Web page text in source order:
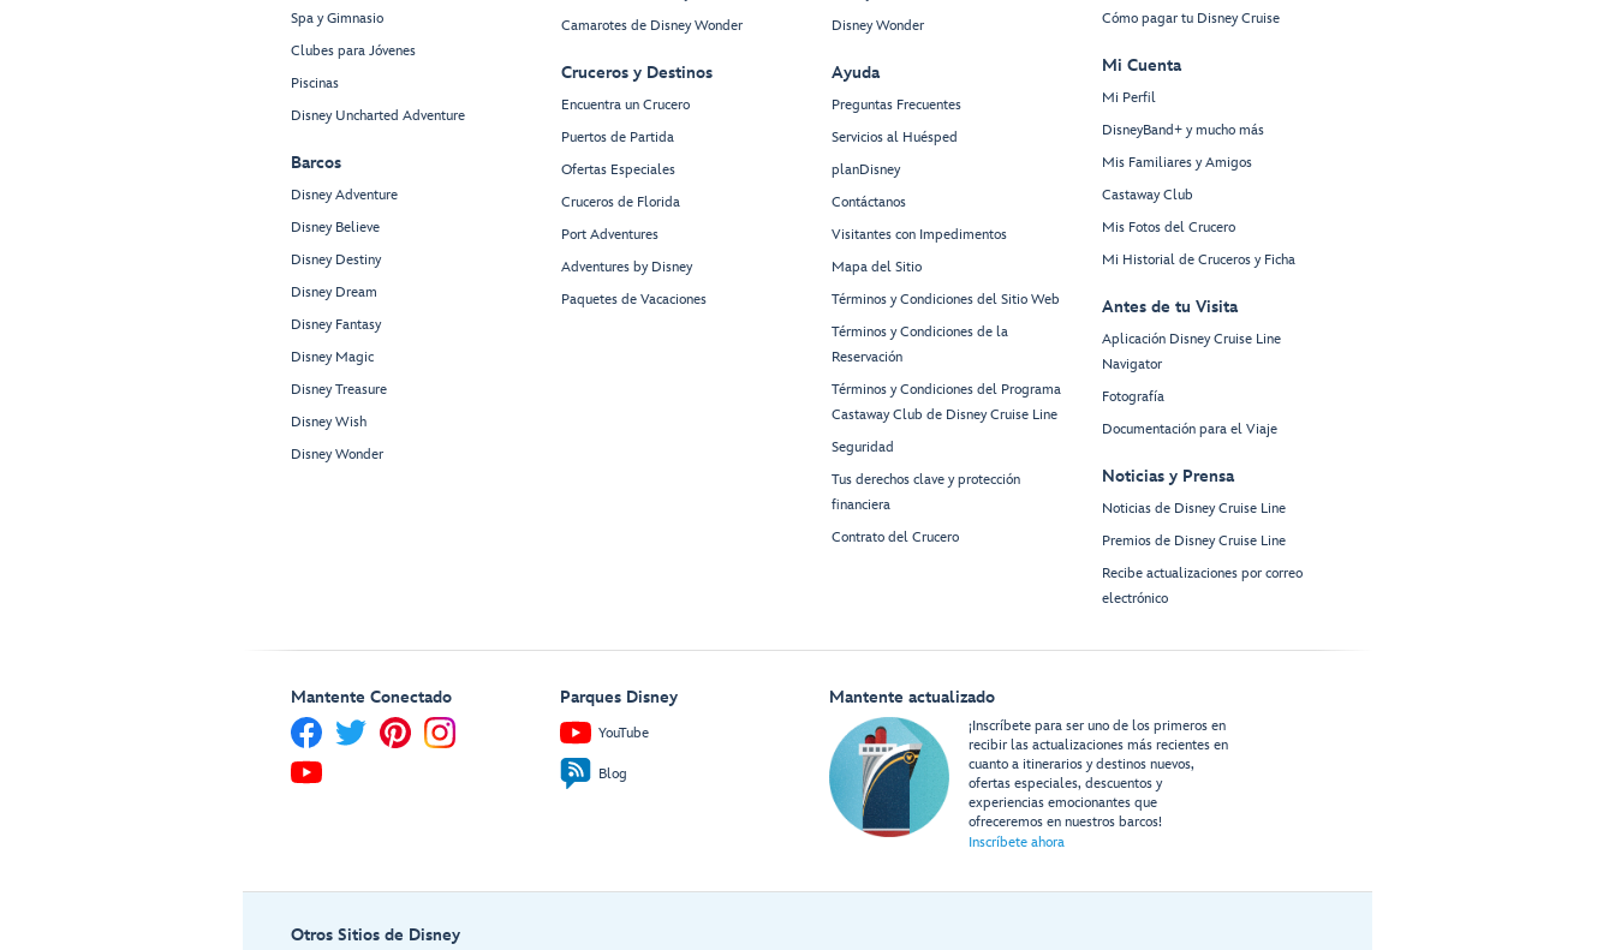
Spa y Gimnasio
Clubes para Jóvenes
Piscinas
Disney Uncharted Adventure
Barcos
Disney Adventure
Disney Believe
Disney Destiny
Disney Dream
Disney Fantasy
Disney Magic
Disney Treasure
Disney Wish
Disney Wonder
Camarotes de Disney Wonder
Cruceros y Destinos
Encuentra un Crucero
Puertos de Partida
Ofertas Especiales
Cruceros de Florida
Port Adventures
Adventures by Disney
Paquetes de Vacaciones
Disney Wonder
Ayuda
Preguntas Frecuentes
Servicios al Huésped
planDisney
Contáctanos
Visitantes con Impedimentos
Mapa del Sitio
Términos y Condiciones del Sitio Web
Términos y Condiciones de la
Reservación
Términos y Condiciones del Programa
Castaway Club de Disney Cruise Line
Seguridad
Tus derechos clave y protección
financiera
Contrato del Crucero
Cómo pagar tu Disney Cruise
Mi Cuenta
Mi Perfil
DisneyBand+ y mucho más
Mis Familiares y Amigos
Castaway Club
Mis Fotos del Crucero
Mi Historial de Cruceros y Ficha
Antes de tu Visita
Aplicación Disney Cruise Line
Navigator
Fotografía
Documentación para el Viaje
Noticias y Prensa
Noticias de Disney Cruise Line
Premios de Disney Cruise Line
Recibe actualizaciones por correo
electrónico
Mantente Conectado Parques Disney
YouTube
Blog
Mantente actualizado
¡Inscríbete para ser uno de los primeros en
recibir las actualizaciones más recientes en
cuanto a itinerarios y destinos nuevos,
ofertas especiales, descuentos y
experiencias emocionantes que
ofreceremos en nuestros barcos!
Inscríbete ahora
Otros Sitios de Disney